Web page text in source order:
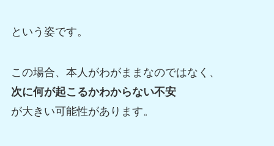
という姿です。
この場合、本人がわがままなのではなく、
次に何が起こるかわからない不安
が大きい可能性があります。